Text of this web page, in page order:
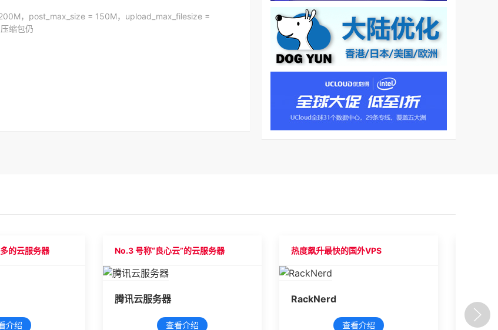
，post_max_size = 150M，upload_max_filesize =
缩包仍
的云服务器
介绍
No.3 号称“良心云”的云服务器
腾讯云服务器
查看介绍
热度飙升最快的国外VPS
RackNerd
查看介绍